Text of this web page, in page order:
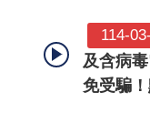
115-
網路銀